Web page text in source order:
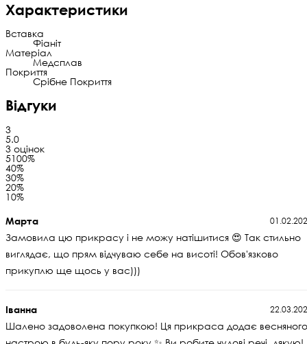
Характеристики
Вставка
Фіаніт
Матеріал
Медсплав
Покриття
Срібне Покриття
Відгуки
3
5.0
3 оцінок
5100%
40%
30%
20%
10%
Марта
Замовила цю прикрасу і не можу натішитися 😍 Так стильно
виглядає, що прям відчуваю себе на висоті! Обов'язково
прикуплю ще щось у вас)))
Іванна
Шалено задоволена покупкою! Ця прикраса додає весняного